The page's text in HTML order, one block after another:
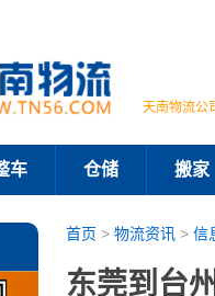
天南物流公
车 仓储 搬家
首页 > 物流资讯> 信
东莞到台